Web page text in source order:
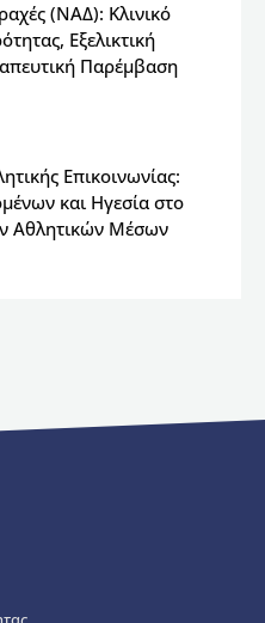
(ΝΑΔ): Κλινικό
Εξελικτική
Παρέμβαση
Επικοινωνίας:
και Ηγεσία στο
Αθλητικών Μέσων